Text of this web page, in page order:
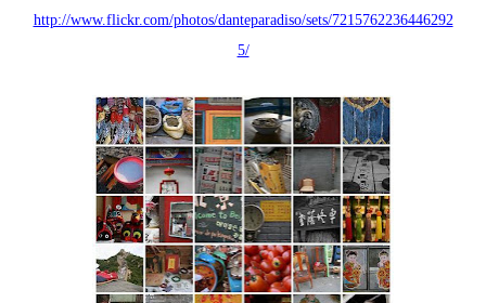
http://www.flickr.com/photos/danteparadiso/sets/7215762236446292
5/